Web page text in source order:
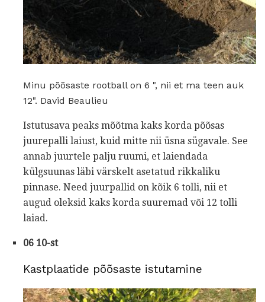
Minu põõsaste rootball on 6 ", nii et ma teen auk
12". David Beaulieu
Istutusava peaks mõõtma kaks korda põõsas
juurepalli laiust, kuid mitte nii üsna sügavale. See
annab juurtele palju ruumi, et laiendada
külgsuunas läbi värskelt asetatud rikkaliku
pinnase. Need juurpallid on kõik 6 tolli, nii et
augud oleksid kaks korda suuremad või 12 tolli
laiad.
06 10-st
Kastplaatide põõsaste istutamine